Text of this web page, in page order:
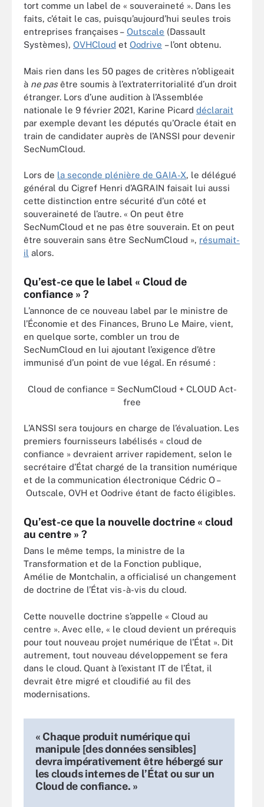
tort comme un label de « souveraineté ». Dans les
faits, c’était le cas, puisqu’aujourd’hui seules trois
entreprises françaises – Outscale (Dassault
Systèmes), OVHCloud et Oodrive – l’ont obtenu.
Mais rien dans les 50 pages de critères n’obligeait
à ne pasêtre soumis à l’extraterritorialité d’un droit
étranger. Lors d’une audition à l’Assemblée
nationale le 9 février 2021, Karine Picard déclarait
par exemple devant les députés qu’Oracle était en
train de candidater auprès de l’ANSSI pour devenir
SecNumCloud.
Lors de la seconde plénière de GAIA-X, le délégué
général du Cigref Henri d’AGRAIN faisait lui aussi
cette distinction entre sécurité d’un côté et
souveraineté de l’autre. « On peut être
SecNumCloud et ne pas être souverain. Et on peut
être souverain sans être SecNumCloud », résumait-
il alors.
Qu’est-ce que le label « Cloud de
confiance » ?
L’annonce de ce nouveau label par le ministre de
l’Économie et des Finances, Bruno Le Maire, vient,
en quelque sorte, combler un trou de
SecNumCloud en lui ajoutant l’exigence d’être
immunisé d’un point de vue légal. En résumé :
Cloud de confiance = SecNumCloud + CLOUD Act-
free
L’ANSSI sera toujours en charge de l’évaluation. Les
premiers fournisseurs labélisés « cloud de
confiance » devraient arriver rapidement, selon le
secrétaire d’État chargé de la transition numérique
et de la communication électronique Cédric O –
Outscale, OVH et Oodrive étant de facto éligibles.
Qu’est-ce que la nouvelle doctrine « cloud
au centre » ?
Dans le même temps, la ministre de la
Transformation et de la Fonction publique,
Amélie de Montchalin, a officialisé un changement
de doctrine de l’État vis-à-vis du cloud.
Cette nouvelle doctrine s’appelle « Cloud au
centre ». Avec elle, « le cloud devient un prérequis
pour tout nouveau projet numérique de l’État ». Dit
autrement, tout nouveau développement se fera
dans le cloud. Quant à l’existant IT de l’État, il
devrait être migré et cloudifié au fil des
modernisations.
« Chaque produit numérique qui
manipule [des données sensibles]
devra impérativement être hébergé sur
les clouds internes de l’État ou sur un
Cloud de confiance. »